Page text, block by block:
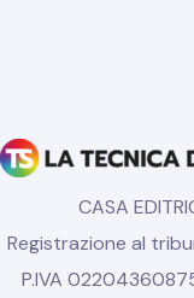
CASA
Registrazione al
P.IVA